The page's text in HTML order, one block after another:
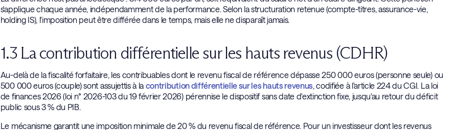
s'applique chaque année, indépendamment de la performance. Selon la structuration retenue (compte-titres, assurance-vie,
holding IS), l'imposition peut être différée dans le temps, mais elle ne disparaît jamais.
1.3 La contribution différentielle sur les hauts revenus (CDHR)
Au-delà de la fiscalité forfaitaire, les contribuables dont le revenu fiscal de référence dépasse 250 000 euros (personne seule) ou
500 000 euros (couple) sont assujettis à la contribution différentielle sur les hauts revenus, codifiée à l'article 224 du CGI. La loi
de finances 2026 (loi n° 2026-103 du 19 février 2026) pérennise le dispositif sans date d'extinction fixe, jusqu'au retour du déficit
public sous 3 % du PIB.
Le mécanisme garantit une imposition minimale de 20 % du revenu fiscal de référence. Pour un investisseur dont les revenus